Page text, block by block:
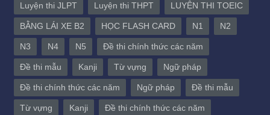
Luyện thi JLPT Luyện thi THPT LUYỆN THI TOEIC
BẰNG LÁI XE B2 HỌC FLASH CARD N1 N2
N3 N4 N5 Đề thi chính thức các năm
Đề thi mẫu Kanji Từ vựng Ngữ pháp
Đề thi chính thức các năm Ngữ pháp Đề thi mẫu
Từ vựng Kanji Đề thi chính thức các năm